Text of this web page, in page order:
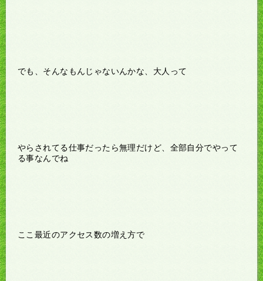
でも、そんなもんじゃないんかな、大人って
やらされてる仕事だったら無理だけど、全部自分でやって
る事なんでね
ここ最近のアクセス数の増え方で